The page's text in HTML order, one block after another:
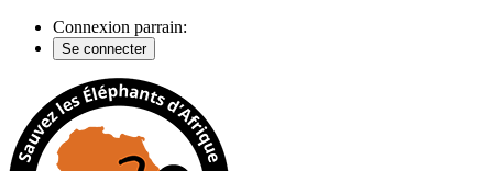
Connexion parrain:
Se connecter